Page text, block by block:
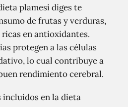
plamesi diges te
de frutas y verduras,
ricas en antioxidantes.
protegen a las células
lo cual contribuye a
rendimiento cerebral.
incluidos en la dieta